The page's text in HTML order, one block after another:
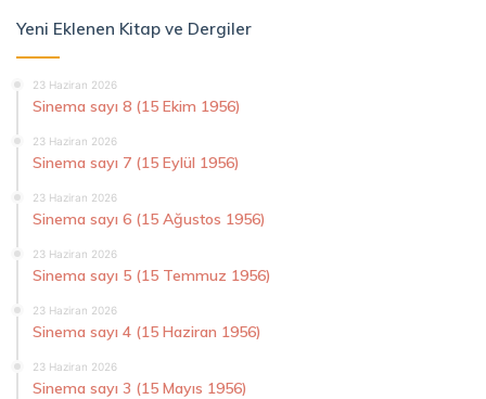
Yeni Eklenen Kitap ve Dergiler
23 Haziran 2026
Sinema sayı 8 (15 Ekim 1956)
23 Haziran 2026
Sinema sayı 7 (15 Eylül 1956)
23 Haziran 2026
Sinema sayı 6 (15 Ağustos 1956)
23 Haziran 2026
Sinema sayı 5 (15 Temmuz 1956)
23 Haziran 2026
Sinema sayı 4 (15 Haziran 1956)
23 Haziran 2026
Sinema sayı 3 (15 Mayıs 1956)